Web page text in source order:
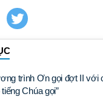
trình Ơn gọi đợt II với
Chúa gọi”